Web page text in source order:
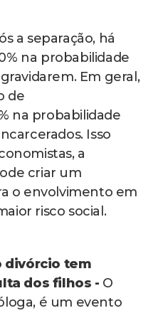
a separação, há
na probabilidade
Em geral,
de
na probabilidade
Isso
a
criar um
o envolvimento em
risco social.
divórcio tem
dos filhos - O
é um evento